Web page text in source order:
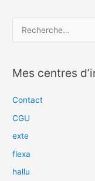
h
e
e
r
Mes centres
Contact
CGU
exte
flexa
hallu